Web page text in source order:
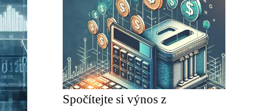
Spočítejte si výnos z